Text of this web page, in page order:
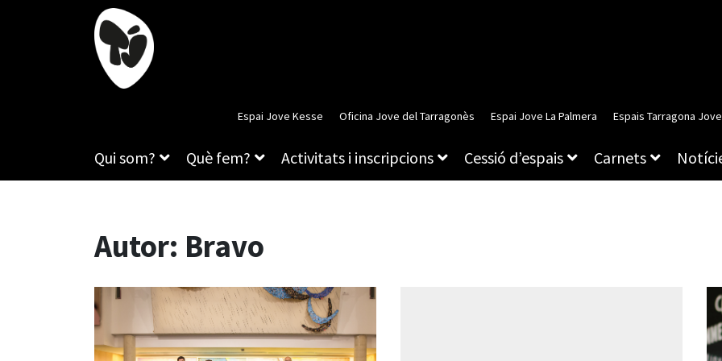
Espai Jove Kesse Oficina Jove del Tarragonès Espai Jove La Palmera Espais Tarragona Jove
Qui som? Què fem? Activitats i inscripcions Cessió d’espais Carnets
Autor: Bravo